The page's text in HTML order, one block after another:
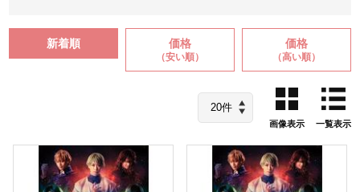
新着順 価格
（安い順）
価格
（高い順）
画像表示 一覧表示